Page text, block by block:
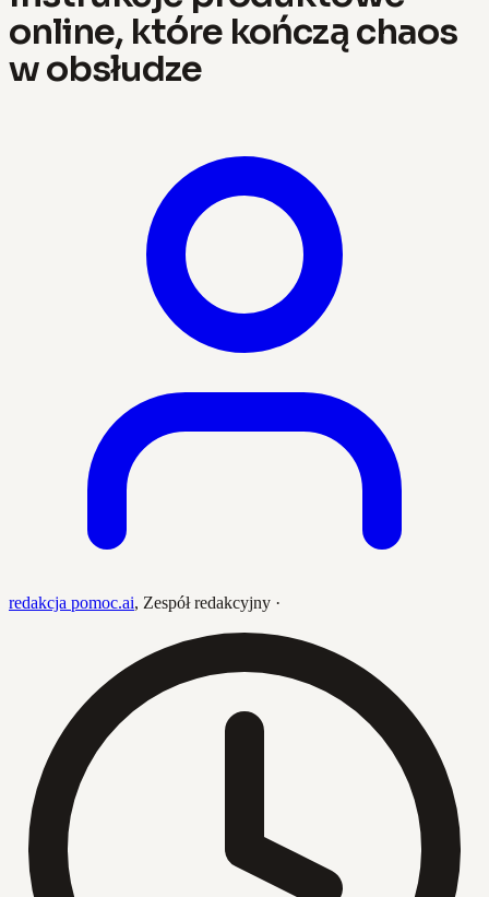
online, które kończą chaos
w obsłudze
redakcja pomoc.ai, Zespół redakcyjny ·